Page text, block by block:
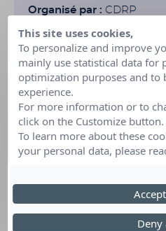
Organisé par : CDRP
This site uses cookies,
To personalize and improve
mainly use statistical data for
optimization purposes and to
experience.
For more information or to
click on the Customize button.
To learn more about these
your personal data, please
Deny